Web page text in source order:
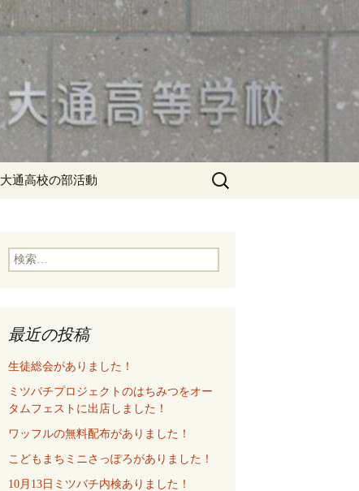
大通高校の部活動
検
索:
検
索:
最近の投稿
生徒総会がありました！
ミツバチプロジェクトのはちみつをオー
タムフェストに出店しました！
ワッフルの無料配布がありました！
こどもまちミニさっぽろがありました！
10月13日ミツバチ内検ありました！